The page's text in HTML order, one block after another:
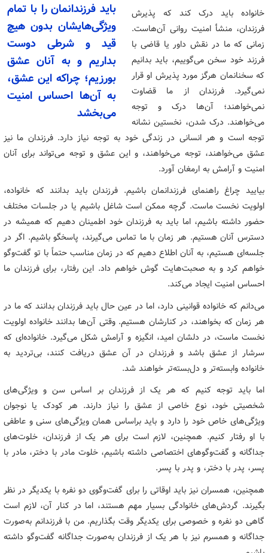
باید فرزندانمان را با تمام
ویژگی‌هایشان بدون هیچ
قید و شرطی دوست
بداریم و به آنان عشق
بورزیم؛ چراکه این عشق،
به آن‌ها احساس امنیت
می‌بخشد
خانواده باید درک کند که پذیرش
فرزندان، منشأ امنیت روانی آن‌هاست.
زمانی که ما در نقش داور یا قاضی با
فرزند خود سخن می‌گوییم، باید بدانیم
که سخنانمان هرگز مورد پذیرش او قرار
نمی‌گیرد. فرزندان از ما قضاوت
نمی‌خواهند؛ آن‌ها درک و توجه
می‌خواهند. درک شدن، نخستین نشانه
توجه است و هر انسانی در زندگی خود به توجه نیاز دارد. فرزندان ما نیز
عشق می‌خواهند، توجه می‌خواهند، و این عشق و توجه می‌تواند برای آنان
امنیت و آرامش به ارمغان آورد.
بیایید چراغ راهنمای فرزندانمان باشیم. فرزندان باید بدانند که خانواده،
اولویت نخست ماست. گرچه ممکن است شاغل باشیم یا در جلسات مختلف
حضور داشته باشیم، اما باید به فرزندان خود اطمینان دهیم که همیشه در
دسترس آنان هستیم. هر زمان با ما تماس می‌گیرند، پاسخگو باشیم. اگر در
جلسه‌ای هستیم، به آنان اطلاع دهیم که در زمان مناسب حتماً با تو گفت‌وگو
خواهم کرد و به صحبت‌هایت گوش خواهم داد. این رفتار، برای فرزندان ما
احساس امنیت ایجاد می‌کند.
می‌دانم که خانواده قوانینی دارد، اما در عین حال باید فرزندان بدانند که ما در
هر زمان که بخواهند، در کنارشان هستیم. وقتی آن‌ها بدانند خانواده اولویت
نخست ماست، در دلشان امید، انگیزه و آرامش شکل می‌گیرد. خانواده‌ای که
سرشار از عشق باشد و فرزندان در آن عشق دریافت کنند، بی‌تردید به
خانواده وابسته‌تر و دل‌بسته‌تر خواهند شد.
اما باید توجه کنیم که هر یک از فرزندان بر اساس سن و ویژگی‌های
شخصیتی خود، نوع خاصی از عشق را نیاز دارند. هر کودک یا نوجوان
ویژگی‌های خاص خود را دارد و باید براساس همان ویژگی‌های سنی و عاطفی
با او رفتار کنیم. همچنین، لازم است برای هر یک از فرزندان، خلوت‌های
جداگانه و گفت‌وگوهای اختصاصی داشته باشیم، خلوت مادر با دختر، مادر با
پسر، پدر با دختر، و پدر با پسر.
همچنین، همسران نیز باید اوقاتی را برای گفت‌وگوی دو نفره با یکدیگر در نظر
بگیرند. گردش‌های خانوادگی بسیار مهم‌ هستند، اما در کنار آن، لازم است
گاهی دو نفره و خصوصی برای یکدیگر وقت بگذاریم. من با فرزندانم به‌صورت
جداگانه و همسرم نیز با هر یک از فرزندان به‌صورت جداگانه گفت‌وگو داشته